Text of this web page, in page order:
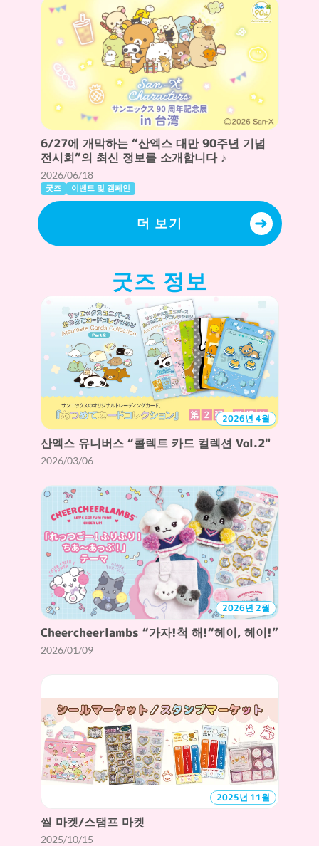
6/27에 개막하는 “산엑스 대만 90주년 기념
전시회”의 최신 정보를 소개합니다 ♪
2026/06/18
굿즈 이벤트 및 캠페인
더 보기
굿즈 정보
2026년 4월
산엑스 유니버스 “콜렉트 카드 컬렉션 Vol.2"
2026/03/06
2026년 2월
Cheercheerlambs “가자!척 해!“헤이, 헤이!”
2026/01/09
2025년 11월
씰 마켓/스탬프 마켓
2025/10/15